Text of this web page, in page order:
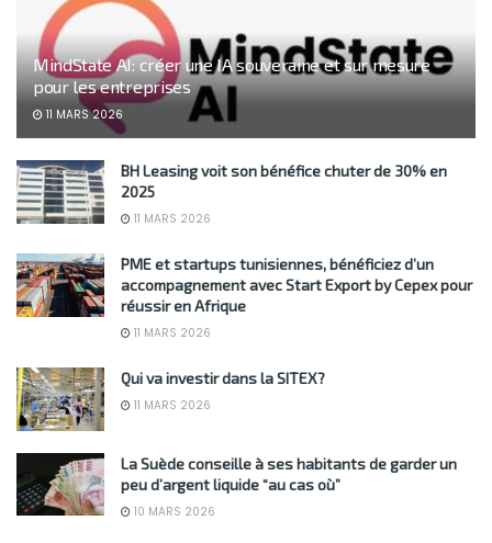
MindState AI: créer une IA souveraine et sur mesure
pour les entreprises
11 MARS 2026
BH Leasing voit son bénéfice chuter de 30% en
2025
11 MARS 2026
PME et startups tunisiennes, bénéficiez d’un
accompagnement avec Start Export by Cepex pour
réussir en Afrique
11 MARS 2026
Qui va investir dans la SITEX?
11 MARS 2026
La Suède conseille à ses habitants de garder un
peu d’argent liquide “au cas où”
10 MARS 2026